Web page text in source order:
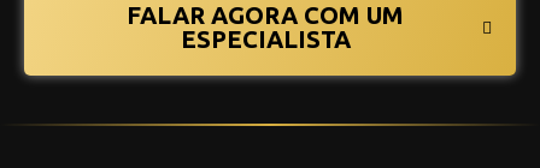
FALAR AGORA COM UM
ESPECIALISTA